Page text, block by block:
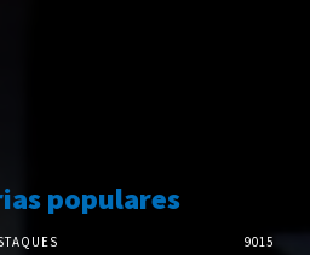
populares
9015